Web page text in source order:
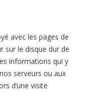
avec les pages de
sur le disque dur de
informations qui y
serveurs ou aux
d’une visite